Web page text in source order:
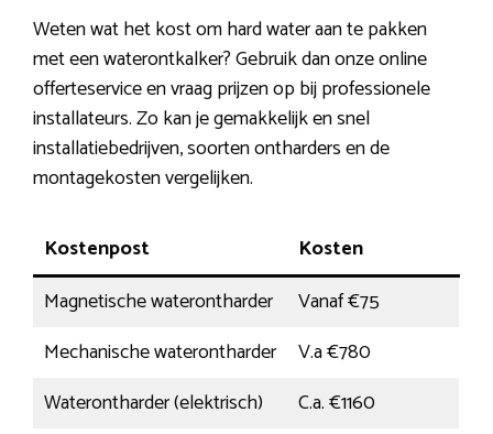
Weten wat het kost om hard water aan te pakken
met een waterontkalker? Gebruik dan onze online
offerteservice en vraag prijzen op bij professionele
installateurs. Zo kan je gemakkelijk en snel
installatiebedrijven, soorten ontharders en de
montagekosten vergelijken.
Kostenpost
Kosten
Magnetische waterontharder
Vanaf €75
Mechanische waterontharder
V.a €780
Waterontharder (elektrisch)
C.a. €1160